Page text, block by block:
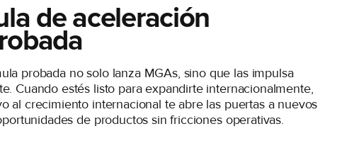
de aceleración
probada no solo lanza MGAs, sino que las impulsa
Cuando estés listo para expandirte internacionalmente,
al crecimiento internacional te abre las puertas a nuevos
de productos sin fricciones operativas.